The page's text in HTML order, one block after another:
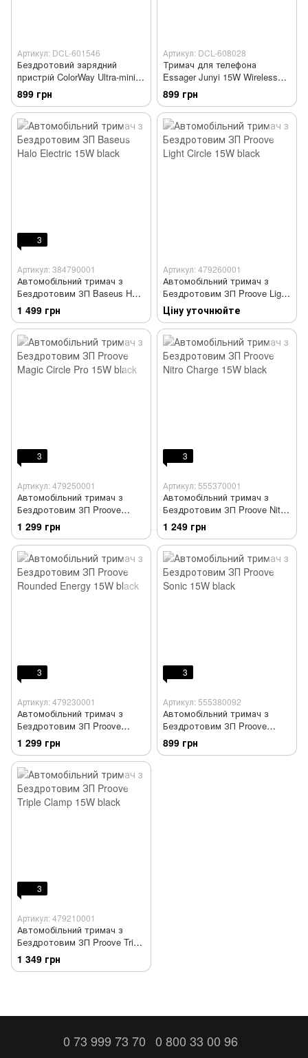
Артикул: DCL-601546
Бездротовий зарядний
пристрій ColorWay Ultra-mini
15W Black (CW-CHAW069Q-
BK)
899 грн
Артикул: DCL-608028
Тримач для телефона
Essager Junyi 15W Wireless
Phone Holder for Car (Air Outlet
Type) Black (EZJWX-JY01-Z)
899 грн
3
Артикул: 384790001
Автомобільний тримач з
Бездротовим ЗП Baseus Halo
Electric 15W black
1 499 грн
Артикул: 479260001
Автомобільний тримач з
Бездротовим ЗП Proove Light
Circle 15W black
Ціну уточнюйте
3
Артикул: 479250001
Автомобільний тримач з
Бездротовим ЗП Proove
Magic Circle Pro 15W black
1 299 грн
3
Артикул: 555370001
Автомобільний тримач з
Бездротовим ЗП Proove Nitro
Charge 15W black
1 249 грн
3
Артикул: 479230001
Автомобільний тримач з
Бездротовим ЗП Proove
Rounded Energy 15W black
1 299 грн
3
Артикул: 555380092
Автомобільний тримач з
Бездротовим ЗП Proove
Sonic 15W black
899 грн
3
Артикул: 479210001
Автомобільний тримач з
Бездротовим ЗП Proove Triple
Clamp 15W black
1 349 грн
0 73 999 73 70 0 800 33 00 96